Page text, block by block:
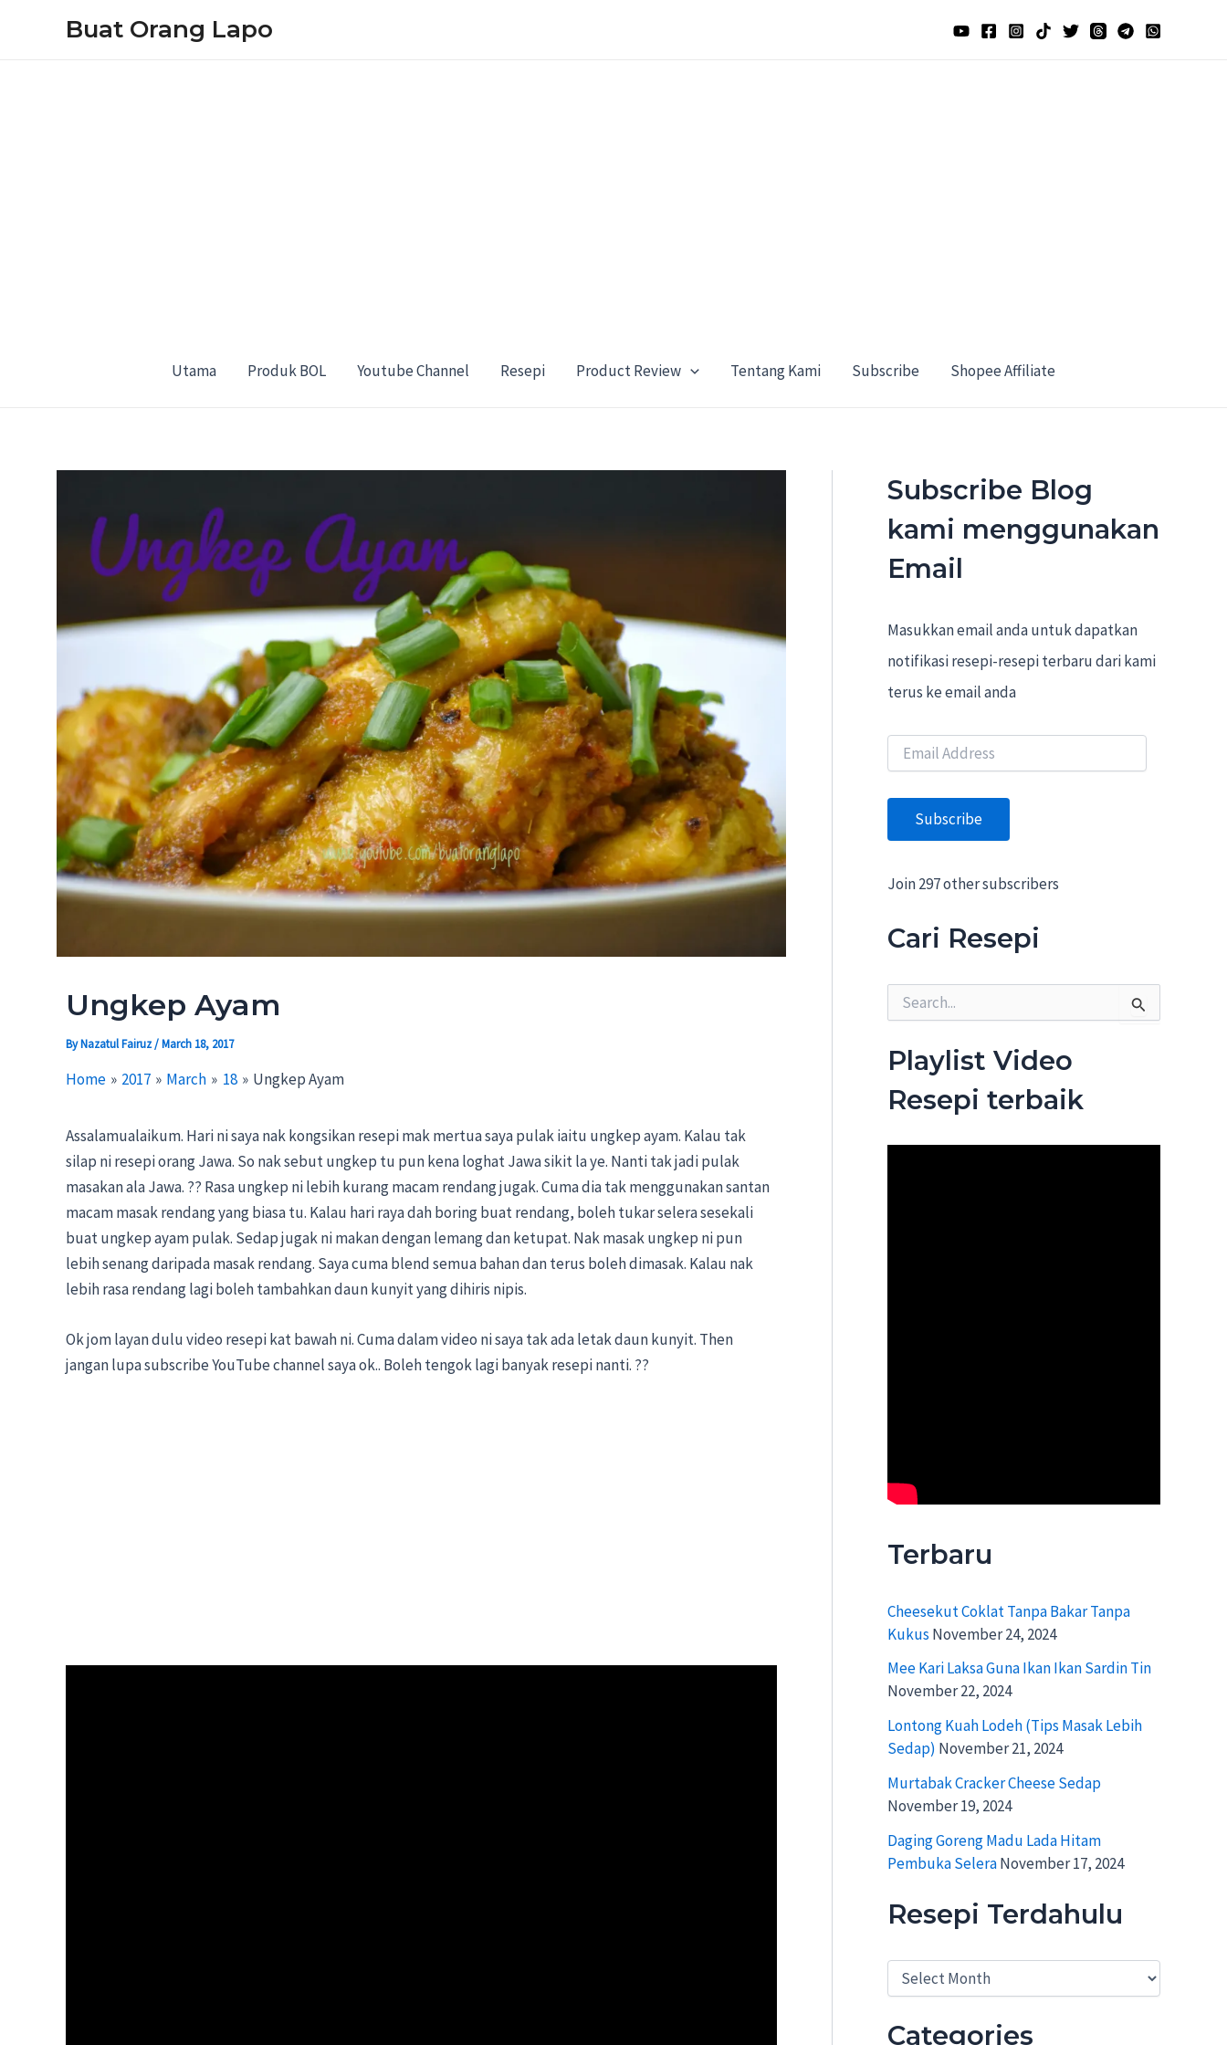
Buat Orang Lapo
Utama Produk BOL Youtube Channel Resepi Product Review Tentang Kami Subscribe Shopee Affiliate
Ungkep Ayam
ByNazatul Fairuz/March 18, 2017
Home 2017 March 18 Ungkep Ayam
Assalamualaikum. Hari ni saya nak kongsikan resepi mak mertua saya pulak iaitu ungkep ayam. Kalau tak
silap ni resepi orang Jawa. So nak sebut ungkep tu pun kena loghat Jawa sikit la ye. Nanti tak jadi pulak
masakan ala Jawa. ?? Rasa ungkep ni lebih kurang macam rendang jugak.Cuma dia tak menggunakan santan
macam masak rendang yang biasa tu. Kalau hari raya dah boring buat rendang, boleh tukar selera sesekali
buat ungkep ayam pulak. Sedap jugak ni makan dengan lemang dan ketupat. Nak masak ungkep ni pun
lebih senang daripada masak rendang. Saya cuma blend semua bahan dan terus boleh dimasak. Kalau nak
lebih rasa rendang lagi boleh tambahkan daun kunyit yang dihiris nipis.
Ok jom layan dulu video resepi kat bawah ni. Cuma dalam video ni saya tak ada letak daun kunyit. Then
jangan lupa subscribe YouTube channel saya ok.. Boleh tengok lagi banyak resepi nanti. ??
Subscribe Blog
kami menggunakan
Email
Masukkan email anda untuk dapatkan
notifikasi resepi-resepi terbaru dari kami
terus ke email anda
i
A
r
s
s
Subscribe
Join 297 other subscribers
Cari Resepi
rPlaylist Video
Resepi terbaik
Terbaru
Cheesekut Coklat Tanpa Bakar Tanpa
Kukus November 24, 2024
Mee Kari Laksa Guna Ikan Ikan Sardin Tin
November 22, 2024
Lontong Kuah Lodeh (Tips Masak Lebih
Sedap) November 21, 2024
Murtabak Cracker Cheese Sedap
November 19, 2024
Daging Goreng Madu Lada Hitam
Pembuka SeleraNovember 17, 2024
Resepi Terdahulu
e
p
Categories